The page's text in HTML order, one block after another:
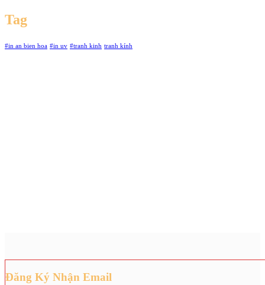
Tag
#in an bien hoa #in uv #tranh kinh tranh kính
Đăng Ký Nhận Email